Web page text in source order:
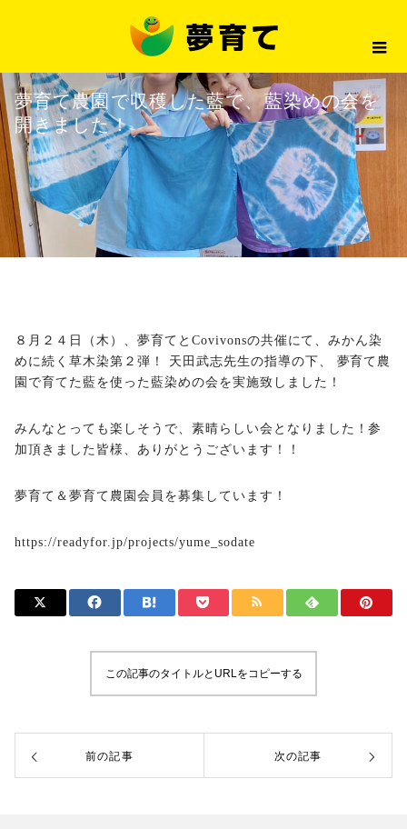
最新情報
最新情報
夢育て農園で収穫した藍で、藍染めの会を
開きました！
８月２４日（木）、夢育てとCovivonsの共催にて、みかん染
めに続く草木染第２弾！ 天田武志先生の指導の下、 夢育て農
園で育てた藍を使った藍染めの会を実施致しました！
みんなとっても楽しそうで、素晴らしい会となりました！参
加頂きました皆様、ありがとうございます！！
夢育て＆夢育て農園会員を募集しています！
https://readyfor.jp/projects/yume_sodate
この記事のタイトルとURLをコピーする
前の記事 次の記事